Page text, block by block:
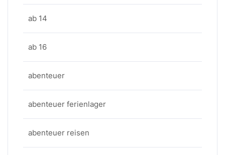
ab 14
ab 16
abenteuer
abenteuer ferienlager
abenteuer reisen